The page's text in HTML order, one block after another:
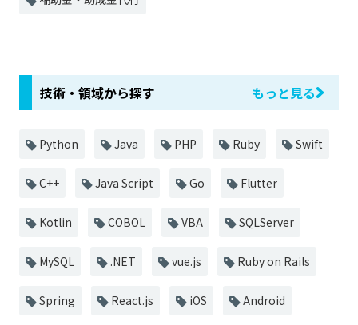
技術・領域から探す もっと見る
Python Java PHP Ruby Swift
C++ Java Script Go Flutter
Kotlin COBOL VBA SQLServer
MySQL .NET vue.js Ruby on Rails
Spring React.js iOS Android